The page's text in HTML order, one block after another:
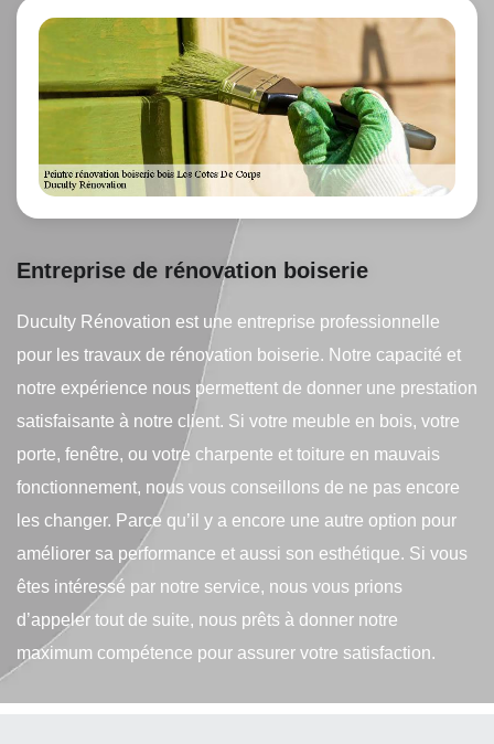
Entreprise de rénovation boiserie
Duculty Rénovation est une entreprise professionnelle
pour les travaux de rénovation boiserie. Notre capacité et
notre expérience nous permettent de donner une prestation
satisfaisante à notre client. Si votre meuble en bois, votre
porte, fenêtre, ou votre charpente et toiture en mauvais
fonctionnement, nous vous conseillons de ne pas encore
les changer. Parce qu’il y a encore une autre option pour
améliorer sa performance et aussi son esthétique. Si vous
êtes intéressé par notre service, nous vous prions
d’appeler tout de suite, nous prêts à donner notre
maximum compétence pour assurer votre satisfaction.